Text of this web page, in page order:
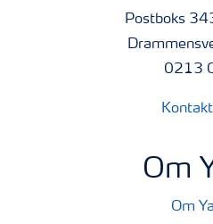
Postboks
0213
Om
Om